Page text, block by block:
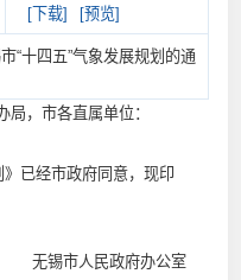
[下载] [预览]
“十四五”气象发展规划的通
，市各直属单位：
已经市政府同意，现印
无锡市人民政府办公室